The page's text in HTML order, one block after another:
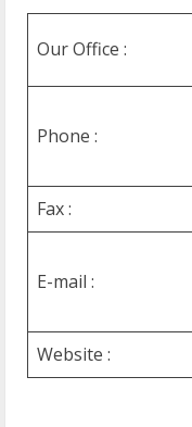
Our Office :
Phone :
Fax :
E-mail :
Website :